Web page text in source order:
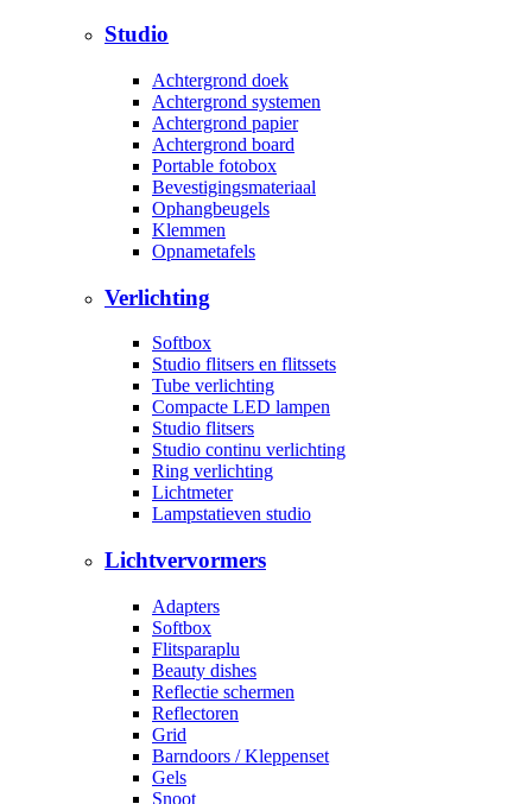
Studio
Achtergrond doek
Achtergrond systemen
Achtergrond papier
Achtergrond board
Portable fotobox
Bevestigingsmateriaal
Ophangbeugels
Klemmen
Opnametafels
Verlichting
Softbox
Studio flitsers en flitssets
Tube verlichting
Compacte LED lampen
Studio flitsers
Studio continu verlichting
Ring verlichting
Lichtmeter
Lampstatieven studio
Lichtvervormers
Adapters
Softbox
Flitsparaplu
Beauty dishes
Reflectie schermen
Reflectoren
Grid
Barndoors / Kleppenset
Gels
Snoot